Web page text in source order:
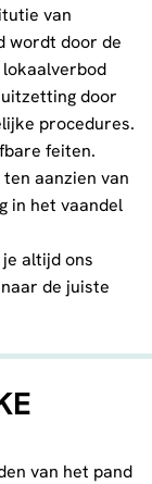
van
wordt door de
door
procedures.
feiten.
aanzien van
in het vaandel
altijd ons
de juiste
van het pand